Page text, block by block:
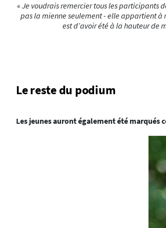
« Je voudrais remercier tous les participants
pas la mienne seulement - elle appartient à
est d’avoir été à la hauteur de
Le reste du podium
Les jeunes auront également été marqués